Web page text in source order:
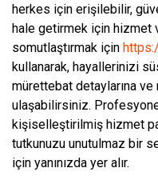
herkes için erişilebilir,
hale getirmek için hizmet
somutlaştırmak için
kullanarak, hayallerinizi
mürettebat detaylarına ve
ulaşabilirsiniz.
kişiselleştirilmiş hizmet
tutkunuzu unutulmaz bir
için yanınızda yer alır.